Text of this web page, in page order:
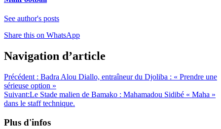
See author's posts
Share this on WhatsApp
Navigation d’article
Précédent : Badra Alou Diallo, entraîneur du Djoliba : « Prendre une
sérieuse option »
Suivant:Le Stade malien de Bamako : Mahamadou Sidibé « Maha »
dans le staff technique.
Plus d'infos